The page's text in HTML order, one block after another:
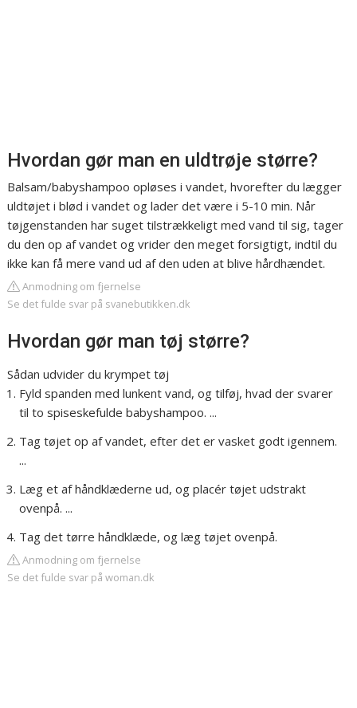
Hvordan gør man en uldtrøje større?
Balsam/babyshampoo opløses i vandet, hvorefter du lægger
uldtøjet i blød i vandet og lader det være i 5-10 min. Når
tøjgenstanden har suget tilstrækkeligt med vand til sig, tager
du den op af vandet og vrider den meget forsigtigt, indtil du
ikke kan få mere vand ud af den uden at blive hårdhændet.
Anmodning om fjernelse
Se det fulde svar på svanebutikken.dk
Hvordan gør man tøj større?
Sådan udvider du krympet tøj
Fyld spanden med lunkent vand, og tilføj, hvad der svarer
til to spiseskefulde babyshampoo. ...
Tag tøjet op af vandet, efter det er vasket godt igennem.
...
Læg et af håndklæderne ud, og placér tøjet udstrakt
ovenpå. ...
Tag det tørre håndklæde, og læg tøjet ovenpå.
Anmodning om fjernelse
Se det fulde svar på woman.dk